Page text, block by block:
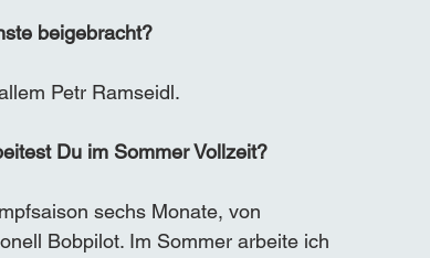
beigebracht?
Petr Ramseidl.
Du im Sommer Vollzeit?
sechs Monate, von
Bobpilot. Im Sommer arbeite ich